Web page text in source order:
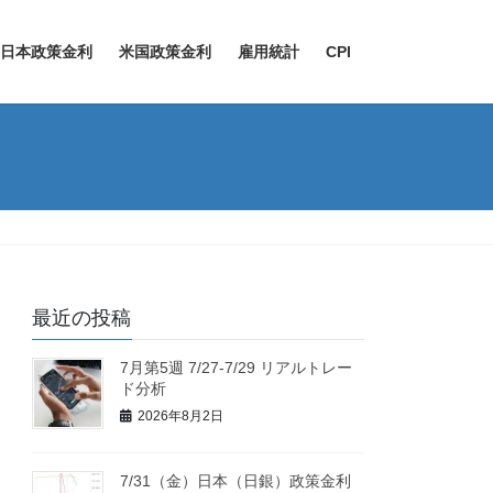
日本政策金利 米国政策金利 雇用統計 CPI
最近の投稿
7月第5週 7/27-7/29 リアルトレー
ド分析
2026年8月2日
7/31（金）日本（日銀）政策金利